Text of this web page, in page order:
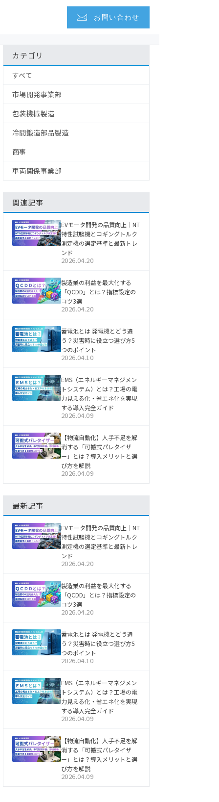
お問い合わせ
カテゴリ
すべて
市場開発事業部
包装機械製造
冷間鍛造部品製造
商事
車両関係事業部
関連記事
EVモータ開発の品質向上｜NT
特性試験機とコギングトルク
測定機の選定基準と最新トレ
ンド
2026.04.20
製造業の利益を最大化する
「QCDD」とは？指標設定の
コツ3選
2026.04.20
蓄電池とは 発電機とどう違
う？災害時に役立つ選び方5
つのポイント
2026.04.10
EMS（エネルギーマネジメン
トシステム）とは？工場の電
力見える化・省エネ化を実現
する導入完全ガイド
2026.04.09
【物流自動化】人手不足を解
消する「可搬式パレタイザ
ー」とは？導入メリットと選
び方を解説
2026.04.09
最新記事
EVモータ開発の品質向上｜NT
特性試験機とコギングトルク
測定機の選定基準と最新トレ
ンド
2026.04.20
製造業の利益を最大化する
「QCDD」とは？指標設定の
コツ3選
2026.04.20
蓄電池とは 発電機とどう違
う？災害時に役立つ選び方5
つのポイント
2026.04.10
EMS（エネルギーマネジメン
トシステム）とは？工場の電
力見える化・省エネ化を実現
する導入完全ガイド
2026.04.09
【物流自動化】人手不足を解
消する「可搬式パレタイザ
ー」とは？導入メリットと選
び方を解説
2026.04.09